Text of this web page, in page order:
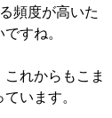
頻度が高いた
すね。
れからもこま
います。